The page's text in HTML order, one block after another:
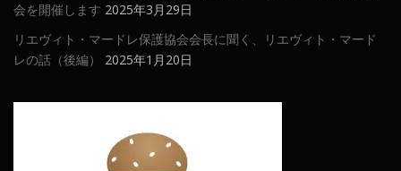
会を開催します 2025年3月29日
リエヴィト・マードレ保護協会会長に聞く、リエヴィト・マード
レの話（後編）
2025年1月20日